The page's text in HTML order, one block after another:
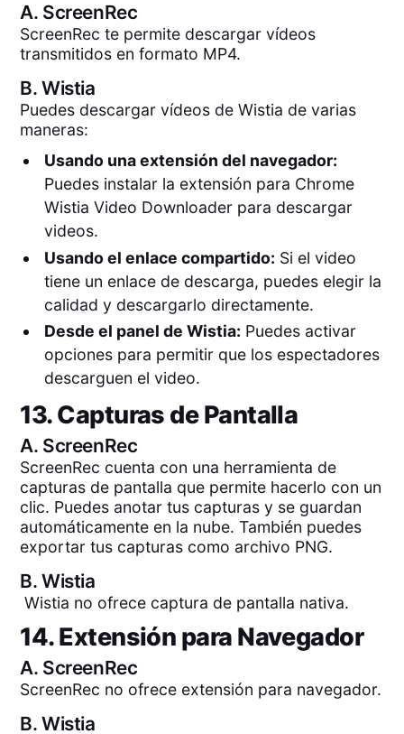
A. ScreenRec
ScreenRec te permite descargar vídeos
transmitidos en formato MP4.
B.Wistia
Puedes descargar vídeos de Wistia de varias
maneras:
Usando una extensión del navegador:
Puedes instalar la extensión para Chrome
Wistia Video Downloader para descargar
videos.
Usando el enlace compartido: Si el video
tiene un enlace de descarga, puedes elegir la
calidad y descargarlo directamente.
Desde el panel de Wistia: Puedes activar
opciones para permitir que los espectadores
descarguen el video.
13. Capturas de Pantalla
A. ScreenRec
ScreenRec cuenta con una herramienta de
capturas de pantalla que permite hacerlo con un
clic. Puedes anotar tus capturas y se guardan
automáticamente en la nube. También puedes
exportar tus capturas como archivo PNG.
B.Wistia
Wistia no ofrece captura de pantalla nativa.
14. Extensión para Navegador
A. ScreenRec
ScreenRec no ofrece extensión para navegador.
B.Wistia